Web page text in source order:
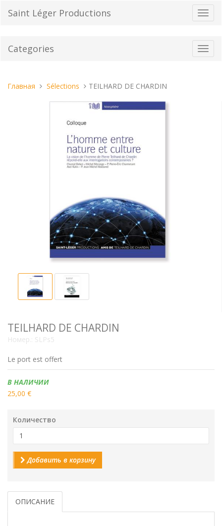
Saint Léger Productions
Categories
Вы
Главная Sélections TEILHARD DE CHARDIN
TEILHARD DE CHARDIN
Номер.: SLPs5
Le port est offert
Наличие:
В НАЛИЧИИ
25,00 €
Количество
Добавить в корзину
ОПИСАНИЕ